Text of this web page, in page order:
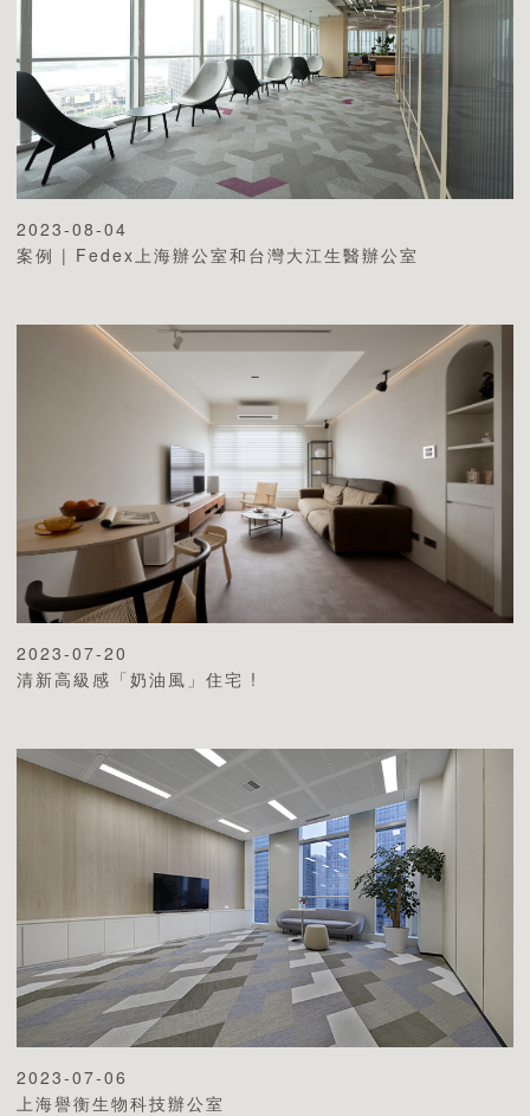
2023-08-04
案例 | Fedex上海辦公室和台灣大江生醫辦公室
2023-07-20
清新高級感「奶油風」住宅 !
2023-07-06
上海譽衡生物科技辦公室